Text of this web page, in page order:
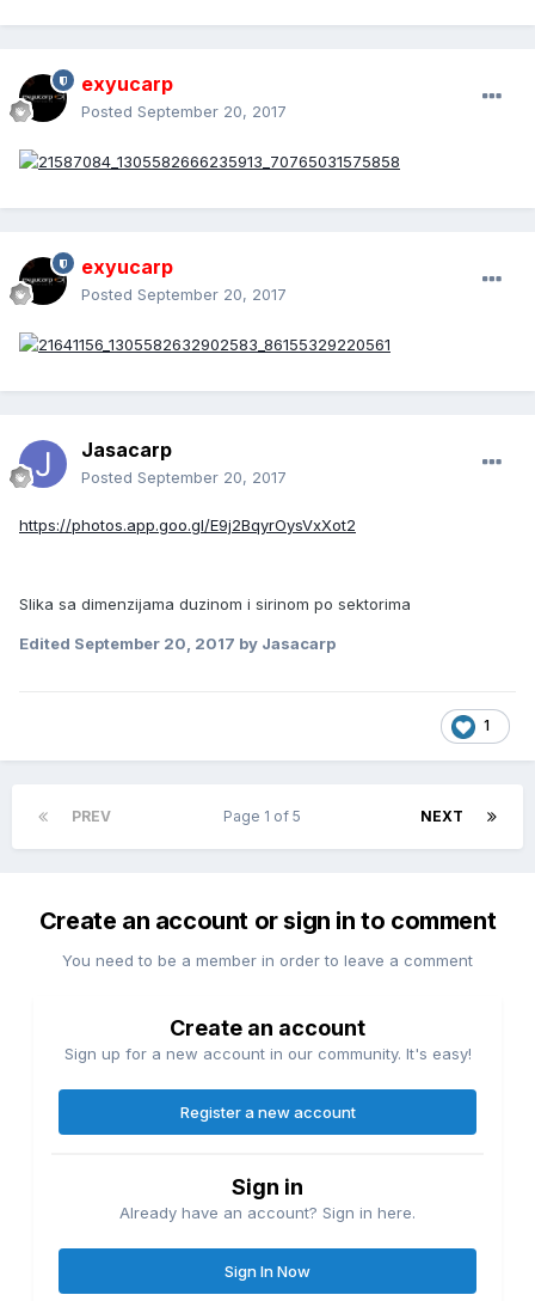
exyucarp
Posted September 20, 2017
exyucarp
Posted September 20, 2017
Jasacarp
Posted September 20, 2017
https://photos.app.goo.gl/E9j2BqyrOysVxXot2
Slika sa dimenzijama duzinom i sirinom po sektorima
Edited September 20, 2017 by Jasacarp
1
PREV NEXT
Page 1 of 5
Create an account or sign in to comment
You need to be a member in order to leave a comment
Create an account
Sign up for a new account in our community. It's easy!
Register a new account
Sign in
Already have an account? Sign in here.
Sign In Now